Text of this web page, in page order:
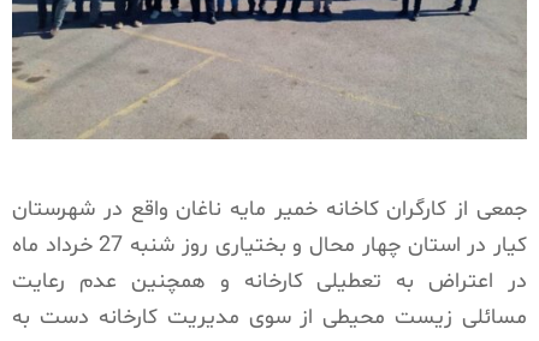
جمعی از کارگران کاخانه خمیر مایه ناغان واقع در شهرستان
کیار در استان چهار محال و بختیاری روز شنبه 27 خرداد ماه
در اعتراض به تعطیلی کارخانه و همچنین عدم رعایت
مسائلی زیست محیطی از سوی مدیریت کارخانه دست به